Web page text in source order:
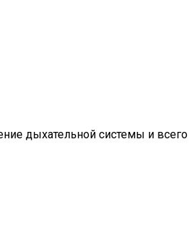
дыхательной системы и всего